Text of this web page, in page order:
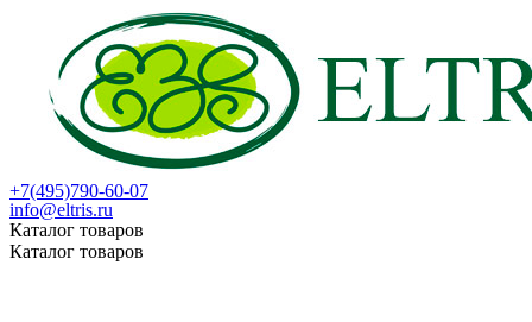
+7(495)790-60-07
info@eltris.ru
Каталог товаров
Каталог товаров